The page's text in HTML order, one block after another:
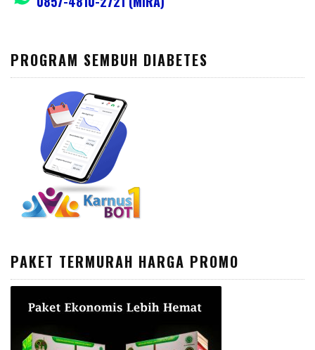
PROGRAM SEMBUH DIABETES
PAKET TERMURAH HARGA PROMO